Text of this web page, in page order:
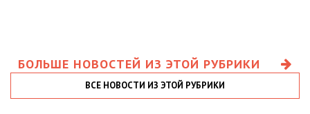
БОЛЬШЕ НОВОСТЕЙ ИЗ ЭТОЙ РУБРИКИ
ВСЕ НОВОСТИ ИЗ ЭТОЙ РУБРИКИ